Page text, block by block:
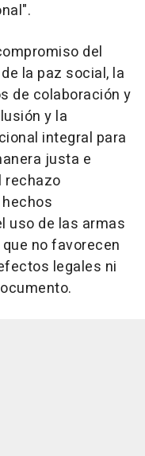
del
la paz social, la
de colaboración y
y la
integral para
justa e
rechazo
uso de las armas
no favorecen
legales ni